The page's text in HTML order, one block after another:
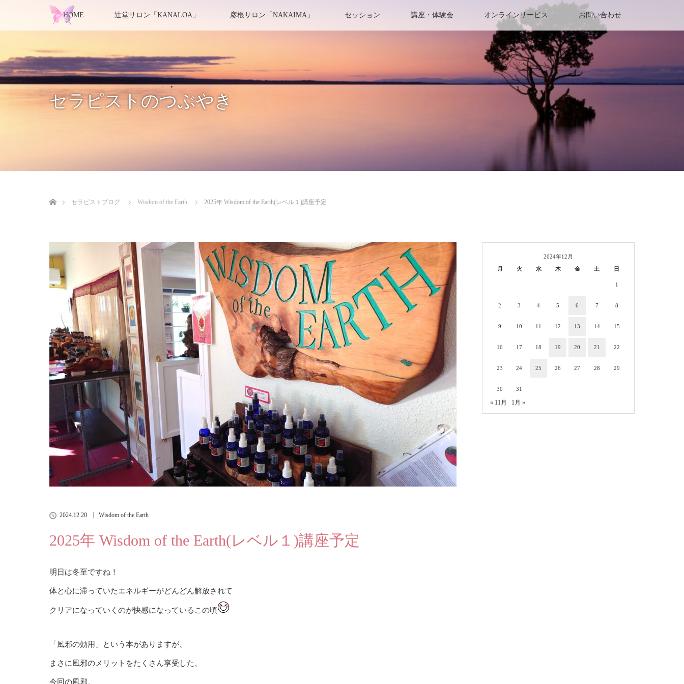
HOME 辻堂サロン「KANALOA」 彦根サロン「NAKAIMA」 セッション 講座・体験会 オンラインサービス お問い合わせ
セラピストのつぶやき
セラピストブログ
Wisdom of the Earth 2025年 Wisdom of the Earth(レベル１)講座予定
2024.12.20 Wisdom of the Earth
2025年 Wisdom of the Earth(レベル１)講座予定
明日は冬至ですね！
体と心に滞っていたエネルギーがどんどん解放されて
クリアになっていくのが快感になっているこの頃
「風邪の効用」という本がありますが、
まさに風邪のメリットをたくさん享受した、
今回の風邪。
2024年12月
月
火 水 木 金 土 日
1
2 3 4 5 6 7 8
9 10 11 12 13 14 15
16 17 18 19 20 21 22
23 24 25 26 27 28 29
30 31
« 11月 1月 »